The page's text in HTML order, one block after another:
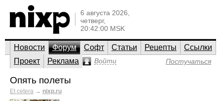
6 августа 2026,
четверг,
20:42:00 MSK
Новости Форум Софт Статьи Рецепты
Ссылки
Проект
Реклама Войти Постучаться
Опять полеты
Et cetera → nixp.ru